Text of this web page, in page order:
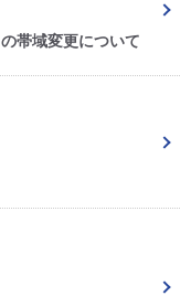
帯域変更について